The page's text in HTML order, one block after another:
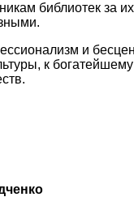
библиотек за
и
к